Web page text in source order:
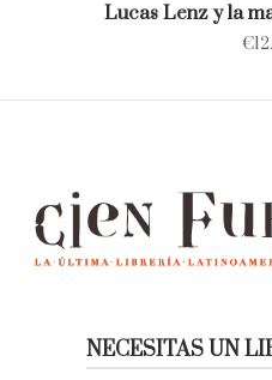
Lucas Lenz y la
€
NECESITAS UN